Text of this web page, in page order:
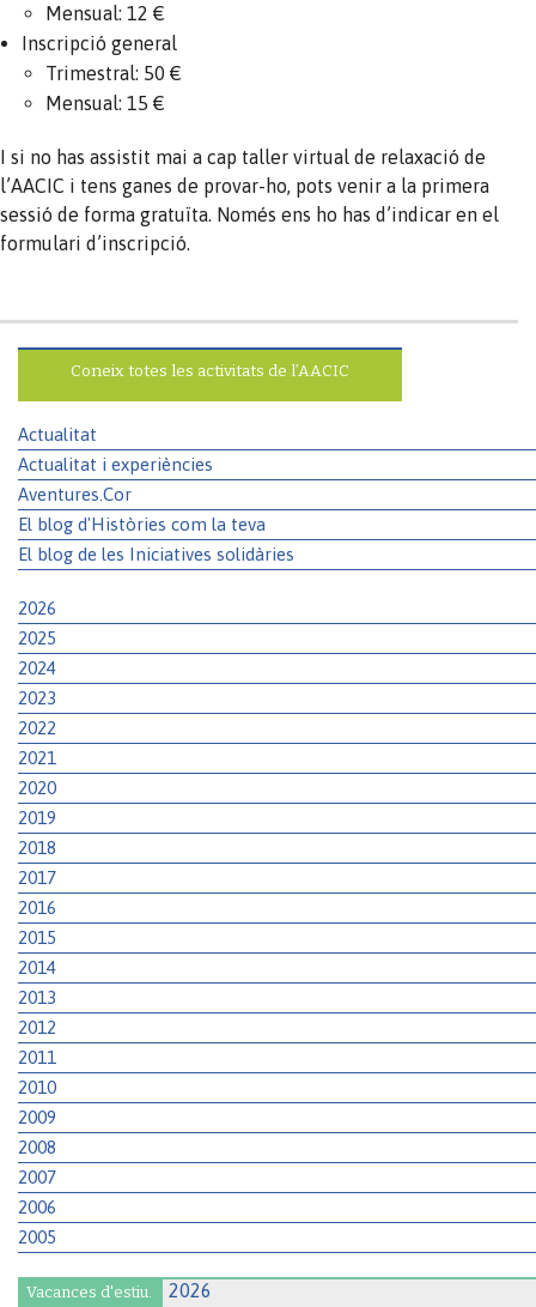
Mensual: 12 €
Inscripció general
Trimestral: 50 €
Mensual: 15 €
I si no has assistit mai a cap taller virtual de relaxació de
l’AACIC i tens ganes de provar-ho, pots venir a la primera
sessió de forma gratuïta. Només ens ho has d’indicar en el
formulari d’inscripció.
Coneix totes les activitats de l’AACIC
Actualitat
Actualitat i experiències
Aventures.Cor
El blog d'Històries com la teva
El blog de les Iniciatives solidàries
2026
2025
2024
2023
2022
2021
2020
2019
2018
2017
2016
2015
2014
2013
2012
2011
2010
2009
2008
2007
2006
2005
Vacances d'estiu.